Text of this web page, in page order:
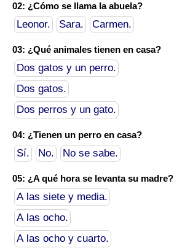
02: ¿Cómo se llama la abuela?
Leonor. Sara. Carmen.
03: ¿Qué animales tienen en casa?
Dos gatos y un perro.
Dos gatos.
Dos perros y un gato.
04: ¿Tienen un perro en casa?
Sí. No. No se sabe.
05: ¿A qué hora se levanta su madre?
A las siete y media.
A las ocho.
A las ocho y cuarto.